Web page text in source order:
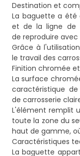
Destination et
La baguette a été
et de la ligne de
de reproduire
Grâce à
le travail des
Finition chromée
La surface
caractéristique de
de carrosserie
L'élément remplit
toute la zone du
haut de gamme,
Caractéristiques
La baguette